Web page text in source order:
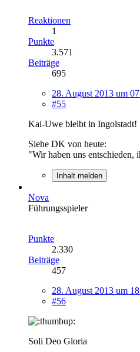
Reaktionen
1
Punkte
3.571
Beiträge
695
28. August 2013 um
#55
Kai-Uwe bleibt in Ingolstadt!
Siehe DK von heute:
"Wir haben uns entschieden,
Inhalt melden
Nova
Führungsspieler
Punkte
2.330
Beiträge
457
28. August 2013 um
#56
Soli Deo Gloria